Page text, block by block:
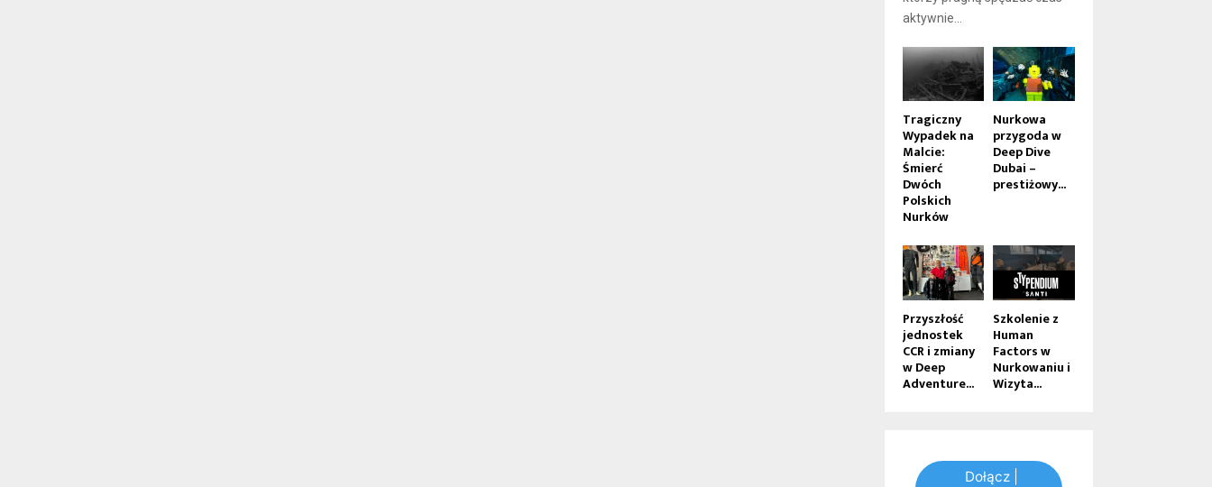
aktywnie...
Tragiczny
Wypadek na
Malcie:
Śmierć
Dwóch
Polskich
Nurków
Nurkowa
przygoda w
Deep Dive
Dubai –
prestiżowy...
Przyszłość
jednostek
CCR i zmiany
w Deep
Adventure...
Szkolenie z
Human
Factors w
Nurkowaniu i
Wizyta...
Dołącz |